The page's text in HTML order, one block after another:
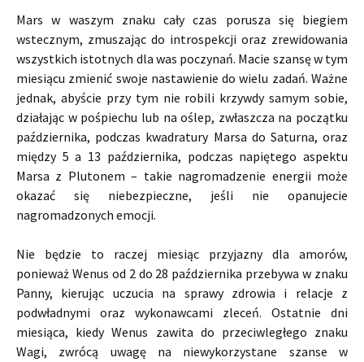
Mars w waszym znaku cały czas porusza się biegiem
wstecznym, zmuszając do introspekcji oraz zrewidowania
wszystkich istotnych dla was poczynań. Macie szansę w tym
miesiącu zmienić swoje nastawienie do wielu zadań. Ważne
jednak, abyście przy tym nie robili krzywdy samym sobie,
działając w pośpiechu lub na oślep, zwłaszcza na początku
października, podczas kwadratury Marsa do Saturna, oraz
między 5 a 13 października, podczas napiętego aspektu
Marsa z Plutonem – takie nagromadzenie energii może
okazać się niebezpieczne, jeśli nie opanujecie
nagromadzonych emocji.
Nie będzie to raczej miesiąc przyjazny dla amorów,
ponieważ Wenus od 2 do 28 października przebywa w znaku
Panny, kierując uczucia na sprawy zdrowia i relacje z
podwładnymi oraz wykonawcami zleceń. Ostatnie dni
miesiąca, kiedy Wenus zawita do przeciwległego znaku
Wagi, zwrócą uwagę na niewykorzystane szanse w